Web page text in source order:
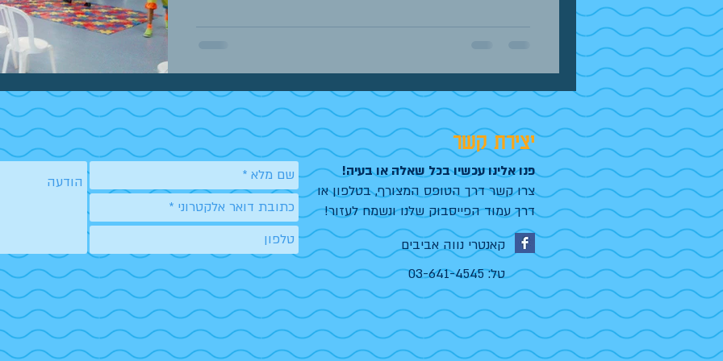
יצירת קשר
פנו אלינו עכשיו בכל שאלה או בעיה!
צרו קשר דרך הטופס המצורף, בטלפון או
דרך עמוד הפייסבוק שלנו ונשמח לעזור!
קאנטרי נווה אביבים
טל: 03-641-4545